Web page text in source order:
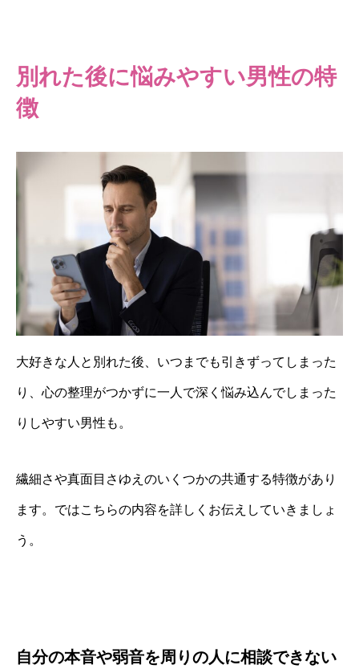
別れた後に悩みやすい男性の特
徴
大好きな人と別れた後、いつまでも引きずってしまった
り、心の整理がつかずに一人で深く悩み込んでしまった
りしやすい男性も。
繊細さや真面目さゆえのいくつかの共通する特徴があり
ます。ではこちらの内容を詳しくお伝えしていきましょ
う。
自分の本音や弱音を周りの人に相談できない